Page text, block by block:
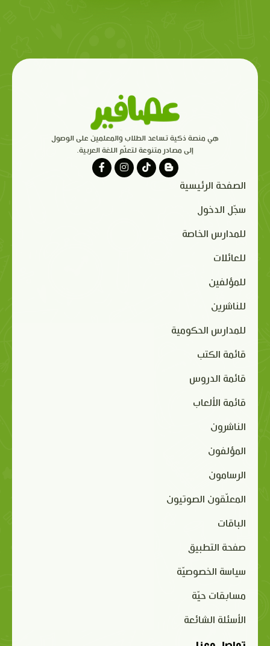
هي منصة ذكية تساعد الطلاب والمعلمين على الوصول
إلى مصادر متنوعة لتعلّم اللغة العربية.
الصفحة الرئيسية
سجّل الدخول
للمدارس الخاصة
للعائلات
للمؤلفين
للناشرين
للمدارس الحكومية
قائمة الكتب
قائمة الدروس
قائمة الألعاب
الناشرون
المؤلفون
الرسامون
المعلّقون الصوتيون
الباقات
صفحة التطبيق
سياسة الخصوصيّة
مسابقات حيّة
الأسئلة الشائعة